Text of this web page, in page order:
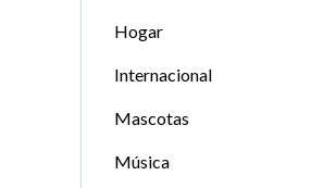
Hogar
Internacional
Mascotas
Música